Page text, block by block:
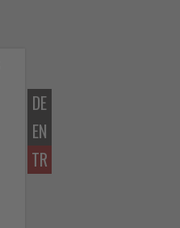
DE
EN
TR